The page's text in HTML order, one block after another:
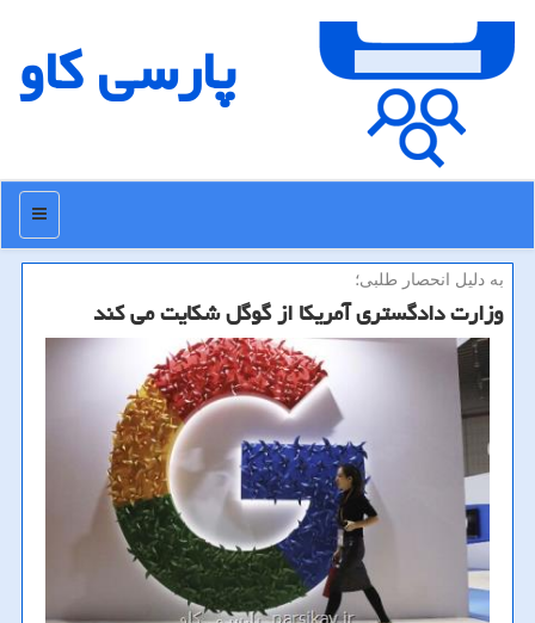
پارسی كاو
منو
به دلیل انحصار طلبی؛
وزارت دادگستری آمریكا از گوگل شكایت می كند